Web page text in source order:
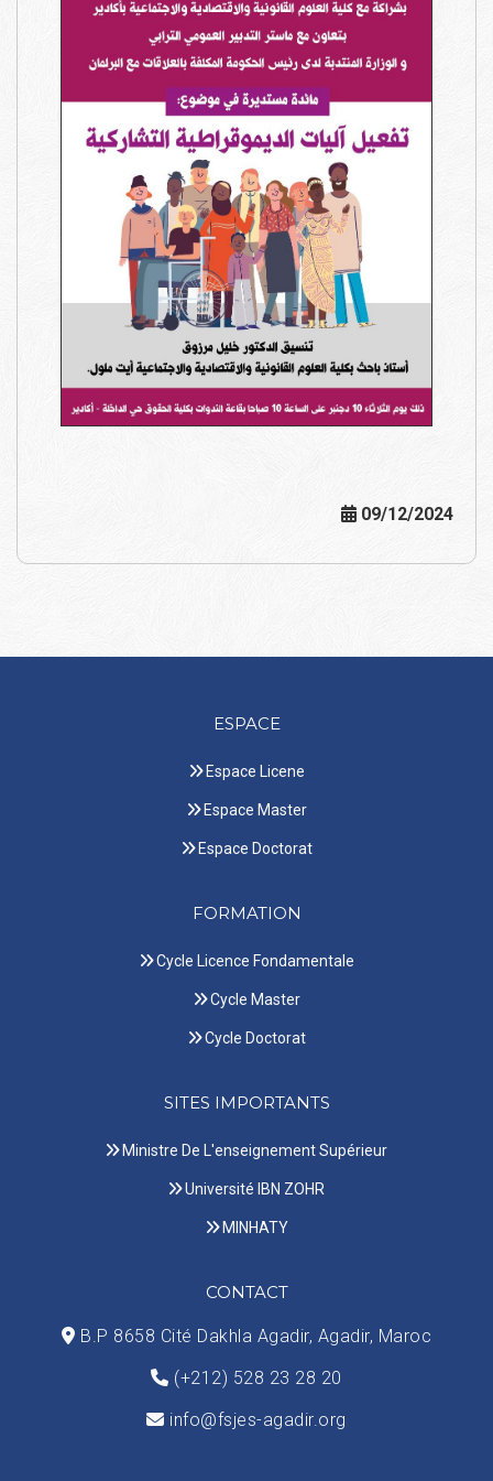
09/12/2024
ESPACE
Espace Licene
Espace Master
Espace Doctorat
FORMATION
Cycle Licence Fondamentale
Cycle Master
Cycle Doctorat
SITES IMPORTANTS
Ministre De L'enseignement Supérieur
Université IBN ZOHR
MINHATY
CONTACT
B.P 8658 Cité Dakhla Agadir, Agadir, Maroc
(+212) 528 23 28 20
info@fsjes-agadir.org